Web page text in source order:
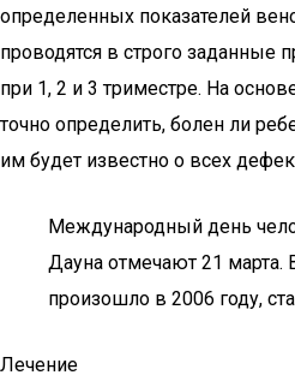
определенных показателей
проводятся в строго заданные
при 1, 2 и 3 триместре. На
точно определить, болен ли
им будет известно о всех
Международный день
Дауна отмечают 21 марта.
произошло в 2006 году,
Лечение